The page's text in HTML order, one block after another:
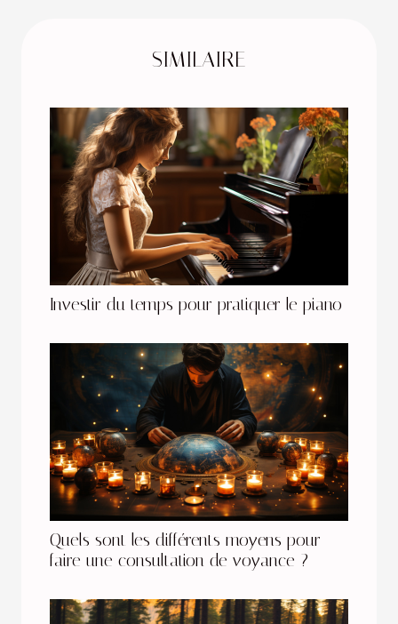
SIMILAIRE
Investir du temps pour pratiquer le piano
Quels sont les différents moyens pour
faire une consultation de voyance ?